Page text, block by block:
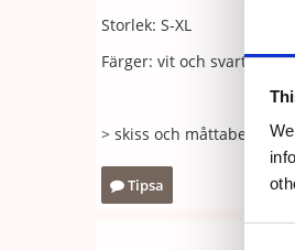
Storlek: S-XL
Färger: vit och svart
> skiss och måttabell
Tipsa